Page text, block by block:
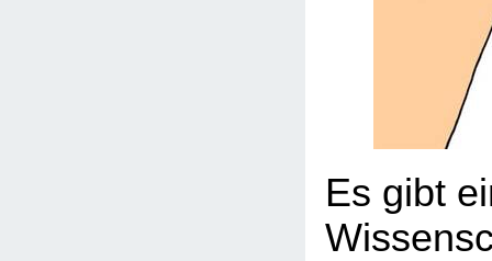
Es gibt